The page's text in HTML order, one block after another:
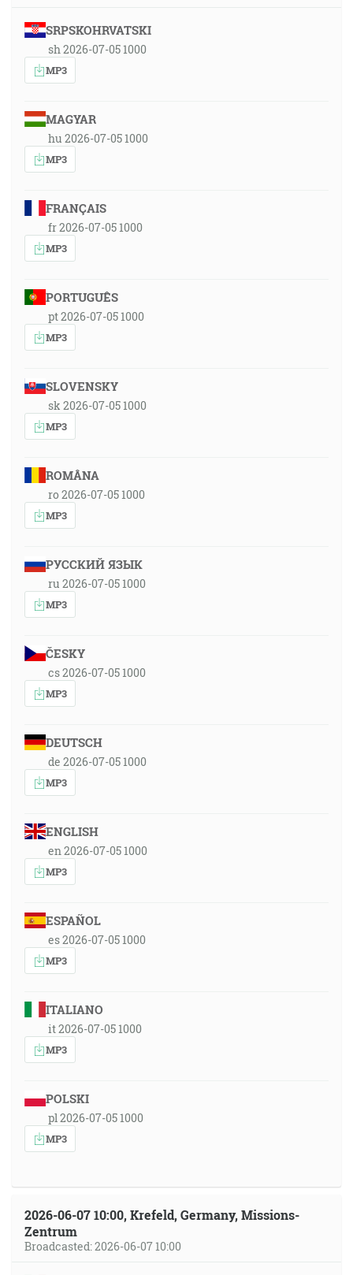
SRPSKOHRVATSKI
sh 2026-07-05 1000
MP3
MAGYAR
hu 2026-07-05 1000
MP3
FRANÇAIS
fr 2026-07-05 1000
MP3
PORTUGUÊS
pt 2026-07-05 1000
MP3
SLOVENSKY
sk 2026-07-05 1000
MP3
ROMÂNA
ro 2026-07-05 1000
MP3
РУССКИЙ ЯЗЫК
ru 2026-07-05 1000
MP3
ČESKY
cs 2026-07-05 1000
MP3
DEUTSCH
de 2026-07-05 1000
MP3
ENGLISH
en 2026-07-05 1000
MP3
ESPAÑOL
es 2026-07-05 1000
MP3
ITALIANO
it 2026-07-05 1000
MP3
POLSKI
pl 2026-07-05 1000
MP3
2026-06-07 10:00, Krefeld, Germany, Missions-
Zentrum
Broadcasted: 2026-06-07 10:00